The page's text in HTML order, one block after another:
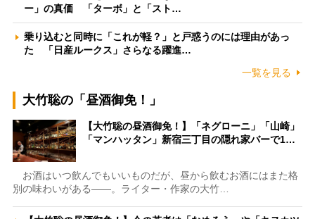
ー」の真価 「ターボ」と「スト…
乗り込むと同時に「これが軽？」と戸惑うのには理由があっ
た 「日産ルークス」さらなる躍進…
一覧を見る
大竹聡の「昼酒御免！」
【大竹聡の昼酒御免！】「ネグローニ」「山崎」
「マンハッタン」新宿三丁目の隠れ家バーで1…
お酒はいつ飲んでもいいものだが、昼から飲むお酒にはまた格
別の味わいがある――。ライター・作家の大竹…